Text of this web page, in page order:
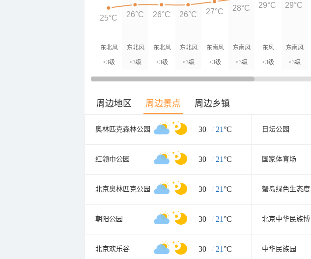
东北风
<3级
东北风
<3级
东北风
<3级
东北风
<3级
东南风
<3级
东南风
<3级
东风
<3级
东南风
<3级
25°C 26°C 26°C 26°C 27°C 28°C 29°C 29°C
周边地区 周边景点 周边乡镇
奥林匹克森林公园 30 / 21°C 日坛公园
红领巾公园 30 / 21°C 国家体育场
北京奥林匹克公园 30 / 21°C
朝阳公园 30 / 21°C
北京欢乐谷 30 / 21°C 中华民族园